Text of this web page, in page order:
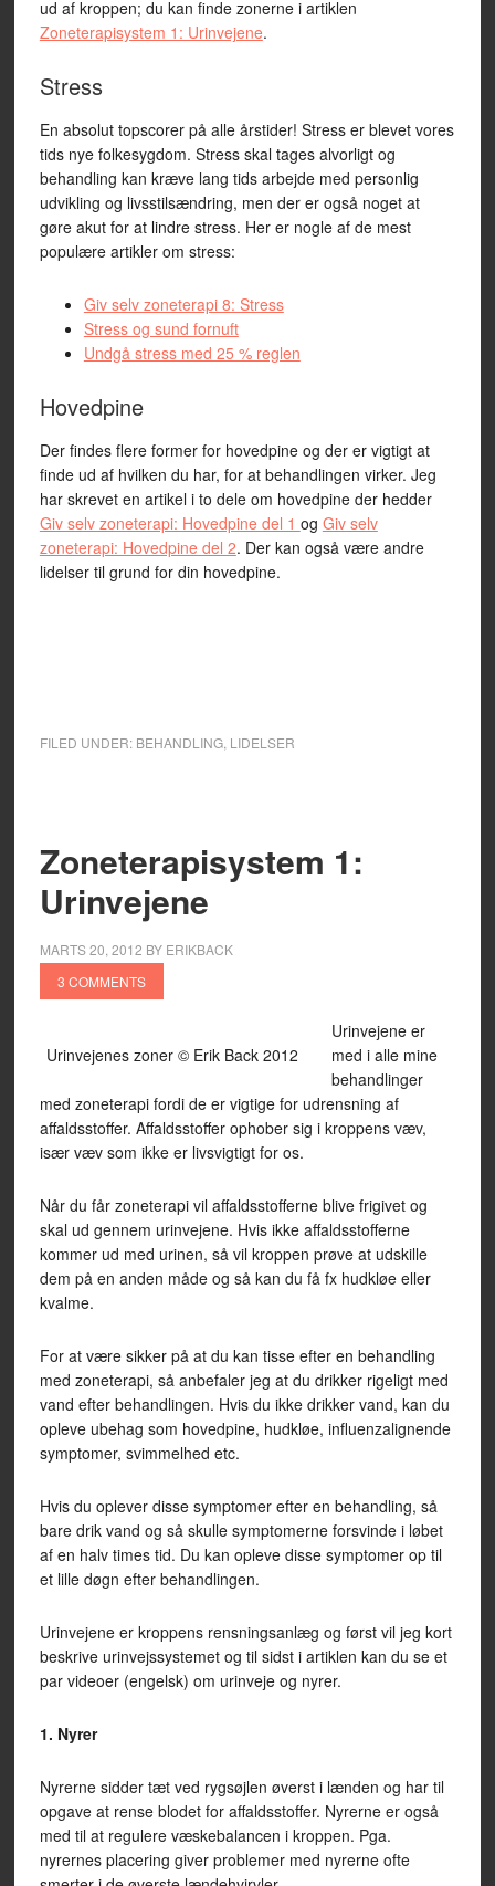
ud af kroppen; du kan finde zonerne i artiklen
Zoneterapisystem 1: Urinvejene.
Stress
En absolut topscorer på alle årstider! Stress er blevet vores
tids nye folkesygdom. Stress skal tages alvorligt og
behandling kan kræve lang tids arbejde med personlig
udvikling og livsstilsændring, men der er også noget at
gøre akut for at lindre stress. Her er nogle af de mest
populære artikler om stress:
Giv selv zoneterapi 8: Stress
Stress og sund fornuft
Undgå stress med 25 % reglen
Hovedpine
Der findes flere former for hovedpine og der er vigtigt at
finde ud af hvilken du har, for at behandlingen virker. Jeg
har skrevet en artikel i to dele om hovedpine der hedder
Giv selv zoneterapi: Hovedpine del 1 og Giv selv
zoneterapi: Hovedpine del 2. Der kan også være andre
lidelser til grund for din hovedpine.
FILED UNDER: BEHANDLING, LIDELSER
Zoneterapisystem 1:
Urinvejene
MARTS 20, 2012 BY ERIKBACK
3 COMMENTS
Urinvejenes zoner © Erik Back 2012
Urinvejene er
med i alle mine
behandlinger
med zoneterapi fordi de er vigtige for udrensning af
affaldsstoffer. Affaldsstoffer ophober sig i kroppens væv,
især væv som ikke er livsvigtigt for os.
Når du får zoneterapi vil affaldsstofferne blive frigivet og
skal ud gennem urinvejene. Hvis ikke affaldsstofferne
kommer ud med urinen, så vil kroppen prøve at udskille
dem på en anden måde og så kan du få fx hudkløe eller
kvalme.
For at være sikker på at du kan tisse efter en behandling
med zoneterapi, så anbefaler jeg at du drikker rigeligt med
vand efter behandlingen. Hvis du ikke drikker vand, kan du
opleve ubehag som hovedpine, hudkløe, influenzalignende
symptomer, svimmelhed etc.
Hvis du oplever disse symptomer efter en behandling, så
bare drik vand og så skulle symptomerne forsvinde i løbet
af en halv times tid. Du kan opleve disse symptomer op til
et lille døgn efter behandlingen.
Urinvejene er kroppens rensningsanlæg og først vil jeg kort
beskrive urinvejssystemet og til sidst i artiklen kan du se et
par videoer (engelsk) om urinveje og nyrer.
1. Nyrer
Nyrerne sidder tæt ved rygsøjlen øverst i lænden og har til
opgave at rense blodet for affaldsstoffer. Nyrerne er også
med til at regulere væskebalancen i kroppen. Pga.
nyrernes placering giver problemer med nyrerne ofte